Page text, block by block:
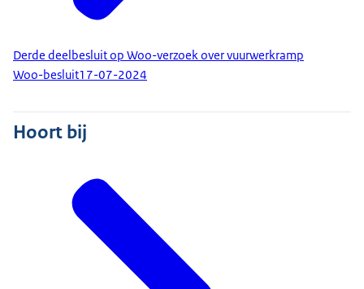
Derde deelbesluit op Woo-verzoek over vuurwerkramp
Woo-besluit17-07-2024
Hoort bij